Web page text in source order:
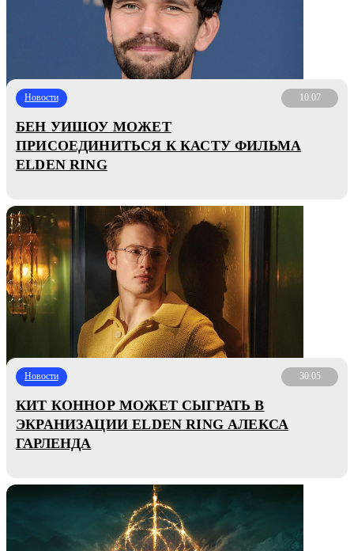
Новости 10.07
БЕН УИШОУ МОЖЕТ
ПРИСОЕДИНИТЬСЯ К КАСТУ ФИЛЬМА
ELDEN RING
Новости 30.05
КИТ КОННОР МОЖЕТ СЫГРАТЬ В
ЭКРАНИЗАЦИИ ELDEN RING АЛЕКСА
ГАРЛЕНДА